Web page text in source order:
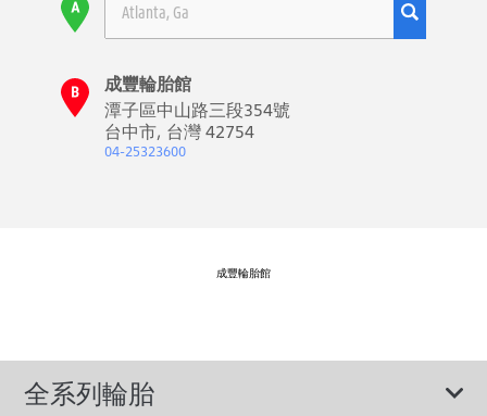
成豐輪胎館
潭子區中山路三段354號
台中市, 台灣 42754
04-25323600
成豐輪胎館
全系列輪胎